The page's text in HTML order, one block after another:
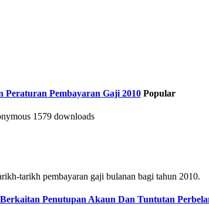
Peraturan Pembayaran Gaji 2010 Popular
1579 downloads
tarikh pembayaran gaji bulanan bagi tahun 2010.
Penutupan Akaun Dan Tuntutan